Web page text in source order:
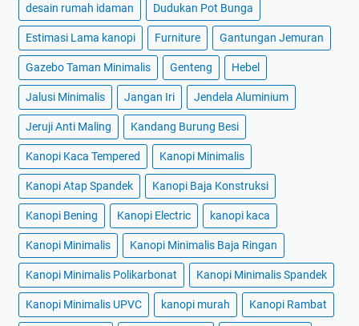
desain rumah idaman Dudukan Pot Bunga
Estimasi Lama kanopi Furniture Gantungan Jemuran
Gazebo Taman Minimalis Genteng Hebel
Jalusi Minimalis Jangan Iri Jendela Aluminium
Jeruji Anti Maling Kandang Burung Besi
Kanopi Kaca Tempered Kanopi Minimalis
Kanopi Atap Spandek Kanopi Baja Konstruksi
Kanopi Bening Kanopi Electric kanopi kaca
Kanopi Minimalis Kanopi Minimalis Baja Ringan
Kanopi Minimalis Polikarbonat Kanopi Minimalis Spandek
Kanopi Minimalis UPVC kanopi murah Kanopi Rambat